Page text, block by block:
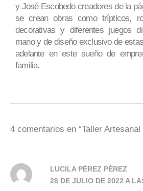
y José Escobedo creadores de la
se crean obras como trípticos,
decorativas y diferentes juegos
mano y de diseño exclusivo de
adelante en este sueño de
familia.
4 comentarios en “Taller Artesanal
LUCILA PÉREZ PÉREZ
28 DE JULIO DE 2022 A